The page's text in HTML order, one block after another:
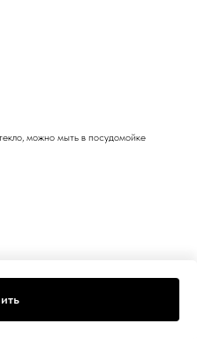
можно мыть в посудомойке